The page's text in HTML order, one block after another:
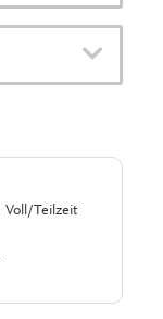
Voll/Teilzeit